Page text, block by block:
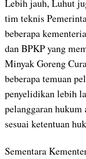
Lebih jauh, Luhut
tim teknis
beberapa
dan BPKP yang
Minyak Goreng
beberapa temuan
penyelidikan lebih
pelanggaran
sesuai ketentuan
Sementara